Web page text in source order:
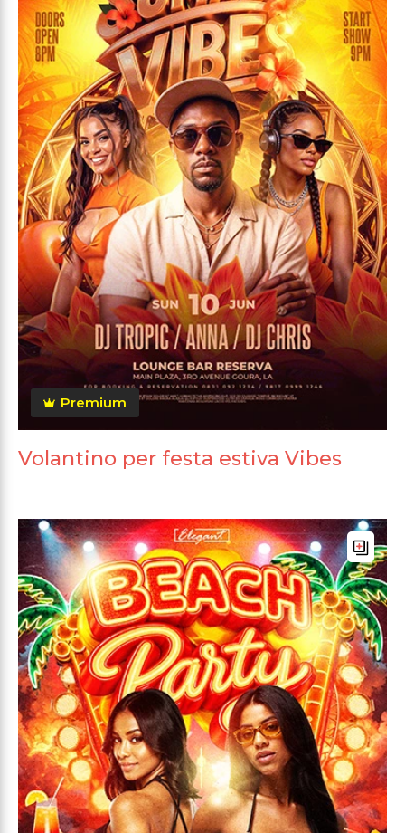
Premium
Volantino per festa estiva Vibes